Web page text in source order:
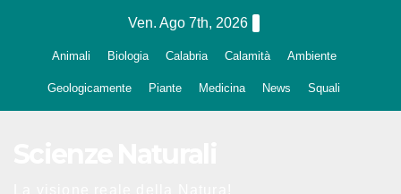
Ven. Ago 7th, 2026
Animali Biologia Calabria Calamità Ambiente
Geologicamente Piante Medicina News Squali